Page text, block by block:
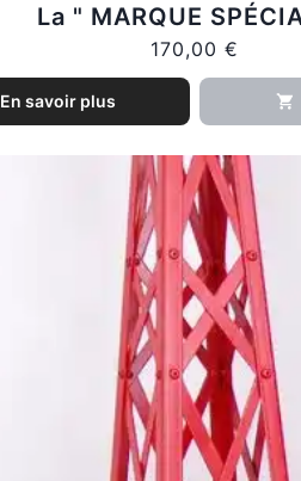
La " MARQUE
170,00 €
En savoir plus